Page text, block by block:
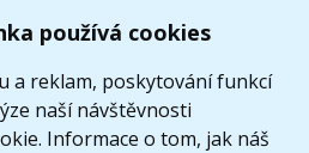
používá cookies
a reklam, poskytování funkcí
naší návštěvnosti
Informace o tom, jak náš